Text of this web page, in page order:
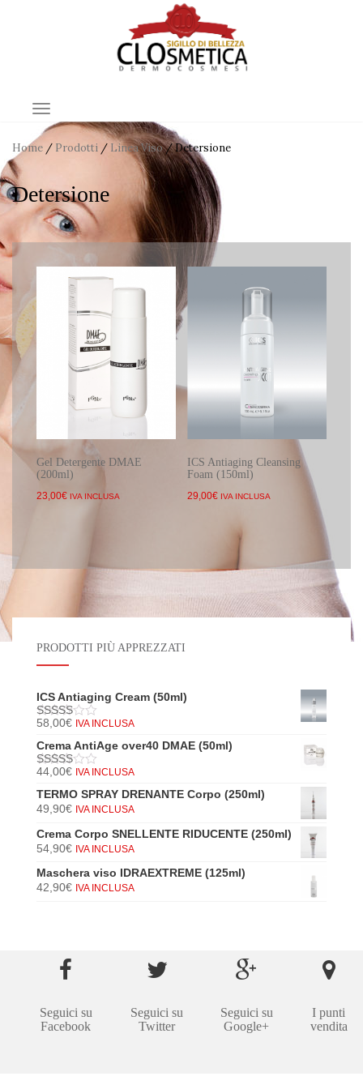
Home / Prodotti / Linea Viso/ Detersione
Detersione
Gel Detergente DMAE
(200ml)
23,00€ IVA INCLUSA
ICS Antiaging Cleansing
Foam (150ml)
29,00€ IVA INCLUSA
PRODOTTI PIÙ APPREZZATI
ICS Antiaging Cream (50ml)
5di 5
58,00€ IVA INCLUSA
Crema AntiAge over40 DMAE (50ml)
5di 5
44,00€ IVA INCLUSA
TERMO SPRAY DRENANTE Corpo (250ml)
49,90€ IVA INCLUSA
Crema Corpo SNELLENTE RIDUCENTE (250ml)
54,90€ IVA INCLUSA
Maschera viso IDRAEXTREME (125ml)
42,90€ IVA INCLUSA
Seguici su
Facebook
Seguici su
Twitter
Seguici su
Google+
I punti
vendita